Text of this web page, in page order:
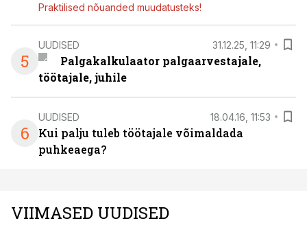
Praktilised nõuanded muudatusteks!
5
UUDISED 31.12.25, 11:29
Palgakalkulaator palgaarvestajale,
töötajale, juhile
6
UUDISED 18.04.16, 11:53
Kui palju tuleb töötajale võimaldada
puhkeaega?
VIIMASED UUDISED